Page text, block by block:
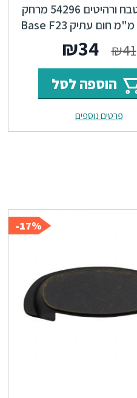
ידיות למטבח ורהיטים 54296 מרחק
₪41
המחיר
המקורי
היה:
₪41.
₪34
הנוכחי
הוא:
₪34.
הוספה לסל
פרטים נוספים
17%-